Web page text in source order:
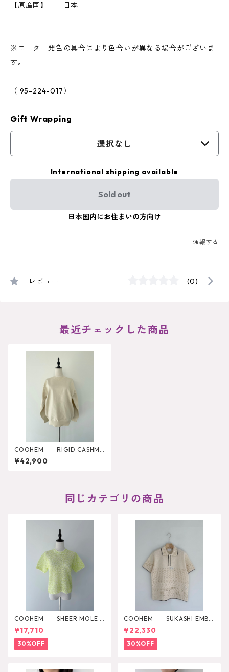
【原産国】 日本
※モニター発色の具合により色合いが異なる場合がございま
す。
（ 95-224-017）
Gift Wrapping
選択なし
International shipping available
Sold out
日本国内にお住まいの方向け
通報する
レビュー (0)
最近チェックした商品
COOHEM RIGID CASHME
RE KNIT PO
¥42,900
同じカテゴリの商品
COOHEM SHEER MOLE K
NIT PULLOVER
¥17,710
30%OFF
COOHEM SUKASHI EMBO
SSED KNIT PULLOVER
¥22,330
30%OFF